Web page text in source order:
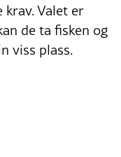
Valet er
de ta fisken og
viss plass.